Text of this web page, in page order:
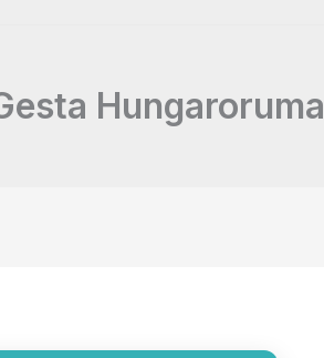
Hungaroruma